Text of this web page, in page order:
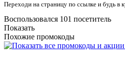
Переходи на страницу по ссылке и будь
Воспользовался 101 посетитель
Показать
Похожие промокоды